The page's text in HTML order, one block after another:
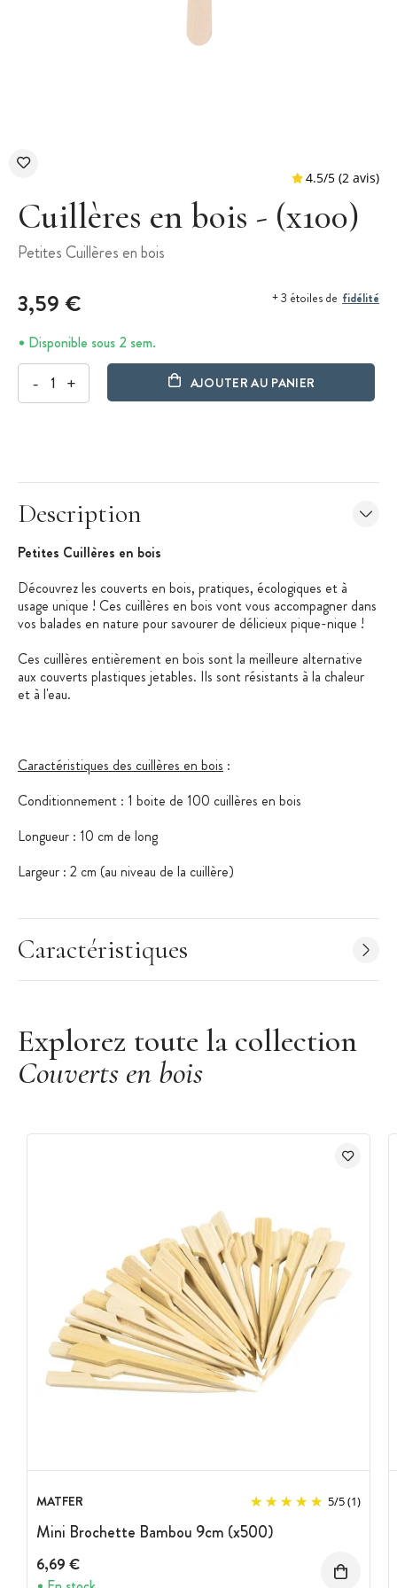
Cuillères en bois - (x100)
Petites Cuillères en bois
3,59 € + 3 étoiles de fidélité
Disponible sous 2 sem.
- + AJOUTER AU PANIER
Description
Petites Cuillères en bois
Découvrez les couverts en bois, pratiques, écologiques et à
usage unique ! Ces cuillères en bois vont vous accompagner dans
vos balades en nature pour savourer de délicieux pique-nique !
Ces cuillères entièrement en bois sont la meilleure alternative
aux couverts plastiques jetables. Ils sont résistants à la chaleur
et à l'eau.
Caractéristiques des cuillères en bois :
Conditionnement : 1 boite de 100 cuillères en bois
Longueur : 10 cm de long
Largeur : 2 cm (au niveau de la cuillère)
Spécificité :
100% biodégradable
Caractéristiques
Explorez toute la collection
Couverts en bois
MATFER 5/5(1)
Mini Brochette Bambou 9cm (x500)
6,69 €